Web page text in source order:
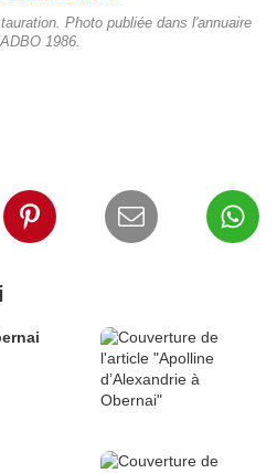
Photo publiée dans l'annuaire
1986.